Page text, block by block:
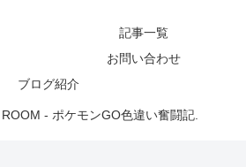
記事一覧
お問い合わせ
ブログ紹介
- ポケモンGO色違い奮闘記.